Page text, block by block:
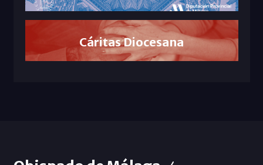
Cáritas Diocesana